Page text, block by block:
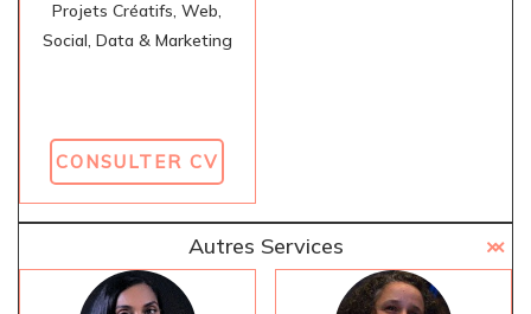
Projets Créatifs, Web,
Social, Data & Marketing
CONSULTER CV
Autres Services